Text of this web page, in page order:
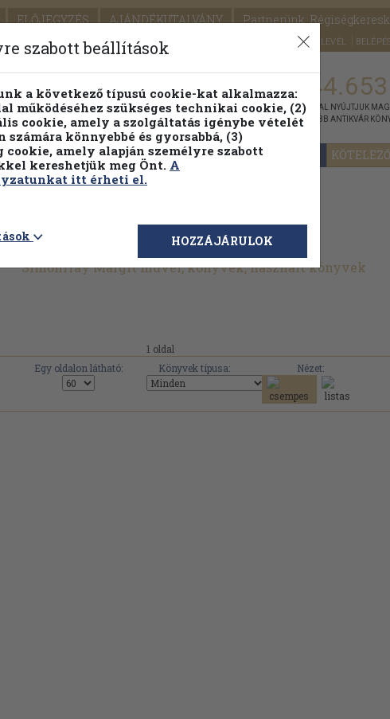
ELŐJEGYZÉS AJÁNDÉKUTALVÁNY Partnerünk:
SEGÍTSÉG HÍRLEVÉL
ÁRAINK FENNTARTHATÓ OLVASMÁNYOK
Részletes kereső Témaköri fa 1.144.653
KIADVÁNNYAL NYÚJTJUK
LEGNAGYOBB ANTIKVÁR
Simonffay Margit művei, könyvek, használt könyvek
1 oldal
Egy oldalon látható: Könyvek típusa:
Nézet:
szabott beállítások
a következő típusú cookie-kat alkalmazza:
működéséhez szükséges technikai cookie, (2)
cookie, amely a szolgáltatás igénybe vételét
számára könnyebbé és gyorsabbá, (3)
cookie, amely alapján személyre szabott
kereshetjük meg Önt. A
itt érheti el.
HOZZÁJÁRULOK